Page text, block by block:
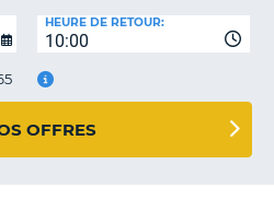
10:00
HEURE DE RETOUR:
OFFRES